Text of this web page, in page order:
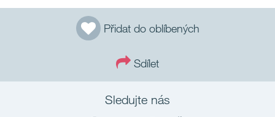
Přidat do oblíbených
Sdílet
Sledujte nás